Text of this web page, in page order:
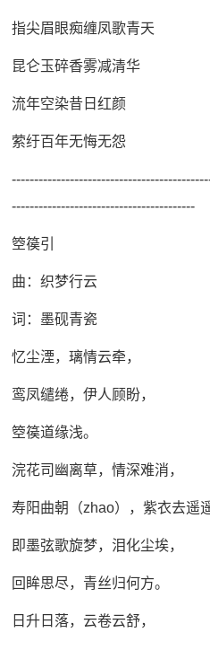
指尖眉眼痴缠凤歌青天
昆仑玉碎香雾减清华
流年空染昔日红颜
萦纡百年无悔无怨
-----------------------------------------
箜篌引
曲：织梦行云
词：墨砚青瓷
忆尘湮，璃情云牵，
鸾凤缱绻，伊人顾盼，
箜篌道缘浅。
浣花司幽离草，情深难消，
寿阳曲朝（zhao），紫衣去遥
即墨弦歌旋梦，泪化尘埃，
回眸思尽，青丝归何方。
日升日落，云卷云舒，